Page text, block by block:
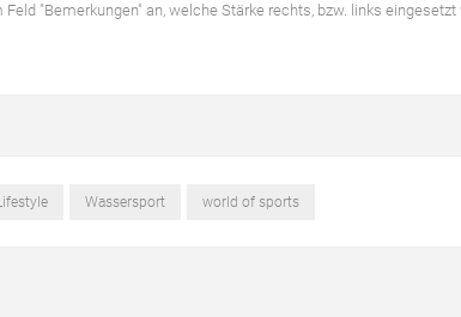
"Bemerkungen" an, welche Stärke rechts, bzw. links eingesetzt
Wassersport world of sports